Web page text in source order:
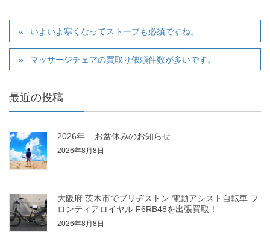
いよいよ寒くなってストーブも必須ですね。
マッサージチェアの買取り依頼件数が多いです。
最近の投稿
2026年 – お盆休みのお知らせ
2026年8月8日
大阪府 茨木市でブリヂストン 電動アシスト自転車 フ
ロンティアロイヤル F6RB48を出張買取！
2026年8月8日